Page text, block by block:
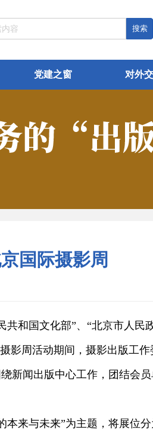
搜索
党建之窗 对外
国际摄影周
和国文化部”、“北京市人民
影周活动期间，摄影出版工
新闻出版中心工作，团结会
来与未来”为主题，将展位